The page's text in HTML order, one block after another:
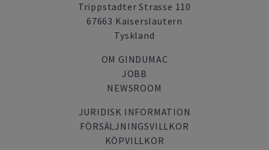
Trippstadter Strasse 110
67663 Kaiserslautern
Tyskland
OM GINDUMAC
JOBB
NEWSROOM
JURIDISK INFORMATION
FÖRSÄLJNINGSVILLKOR
KÖPVILLKOR